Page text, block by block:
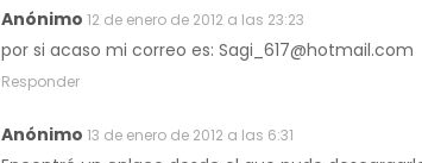
Anónimo 12 de enero de 2012 a las 23:23
por si acaso mi correo es: Sagi_617@hotmail.com
Responder
Anónimo 13 de enero de 2012 a las 6:31